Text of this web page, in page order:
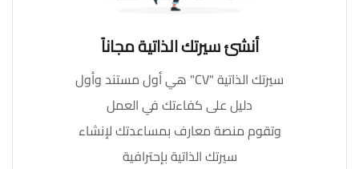
أنشئ سيرتك الذاتية مجاناً
سيرتك الذاتية "CV" هي أول مستند وأول
دليل على كفاءتك في العمل
وتقوم منصة معارف بمساعدتك لإنشاء
سيرتك الذاتية بإحترافية